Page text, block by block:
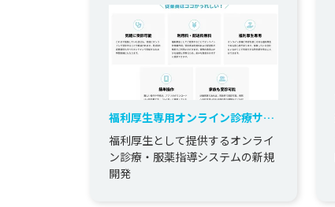
福利厚生専用オンライン診療サー
ビス「らく診」の開発
福利厚生として提供するオンライ
ン診療・服薬指導システムの新規
開発